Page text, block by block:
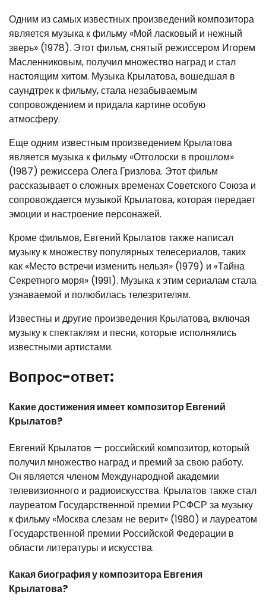
Одним из самых известных произведений композитора
является музыка к фильму «Мой ласковый и нежный
зверь» (1978). Этот фильм, снятый режиссером Игорем
Масленниковым, получил множество наград и стал
настоящим хитом. Музыка Крылатова, вошедшая в
саундтрек к фильму, стала незабываемым
сопровождением и придала картине особую
атмосферу.
Еще одним известным произведением Крылатова
является музыка к фильму «Отголоски в прошлом»
(1987) режиссера Олега Гризлова. Этот фильм
рассказывает о сложных временах Советского Союза и
сопровождается музыкой Крылатова, которая передает
эмоции и настроение персонажей.
Кроме фильмов, Евгений Крылатов также написал
музыку к множеству популярных телесериалов, таких
как «Место встречи изменить нельзя» (1979) и «Тайна
Секретного моря» (1991). Музыка к этим сериалам стала
узнаваемой и полюбилась телезрителям.
Известны и другие произведения Крылатова, включая
музыку к спектаклям и песни, которые исполнялись
известными артистами.
Вопрос-ответ:
Какие достижения имеет композитор Евгений
Крылатов?
Евгений Крылатов — российский композитор, который
получил множество наград и премий за свою работу.
Он является членом Международной академии
телевизионного и радиоискусства. Крылатов также стал
лауреатом Государственной премии РСФСР за музыку
к фильму «Москва слезам не верит» (1980) и лауреатом
Государственной премии Российской Федерации в
области литературы и искусства.
Какая биография у композитора Евгения
Крылатова?